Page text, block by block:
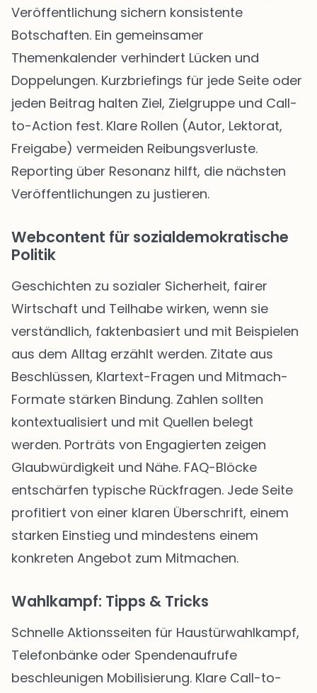
Veröffentlichung sichern konsistente
Botschaften. Ein gemeinsamer
Themenkalender verhindert Lücken und
Doppelungen. Kurzbriefings für jede Seite oder
jeden Beitrag halten Ziel, Zielgruppe und Call-
to-Action fest. Klare Rollen (Autor, Lektorat,
Freigabe) vermeiden Reibungsverluste.
Reporting über Resonanz hilft, die nächsten
Veröffentlichungen zu justieren.
Webcontent für sozialdemokratische
Politik
Geschichten zu sozialer Sicherheit, fairer
Wirtschaft und Teilhabe wirken, wenn sie
verständlich, faktenbasiert und mit Beispielen
aus dem Alltag erzählt werden. Zitate aus
Beschlüssen, Klartext-Fragen und Mitmach-
Formate stärken Bindung. Zahlen sollten
kontextualisiert und mit Quellen belegt
werden. Porträts von Engagierten zeigen
Glaubwürdigkeit und Nähe. FAQ-Blöcke
entschärfen typische Rückfragen. Jede Seite
profitiert von einer klaren Überschrift, einem
starken Einstieg und mindestens einem
konkreten Angebot zum Mitmachen.
Wahlkampf: Tipps & Tricks
Schnelle Aktionsseiten für Haustürwahlkampf,
Telefonbänke oder Spendenaufrufe
beschleunigen Mobilisierung. Klare Call-to-